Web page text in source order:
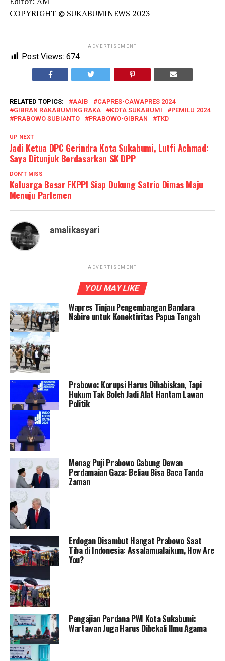
COPYRIGHT © SUKABUMINEWS 2023
ADVERTISEMENT
Post Views: 674
RELATED TOPICS: AAIB
CAPRES-CAWAPRES 2024
GIBRAN RAKABUMING RAKA
KOTA SUKABUMI
PEMILU 2024
PRABOWO SUBIANTO
PRABOWO-GIBRAN TKD
UP NEXT
Jadi Ketua DPC Gerindra Kota Sukabumi, Lutfi Achmad:
Saya Ditunjuk Berdasarkan SK DPP
DON'T MISS
Keluarga Besar FKPPI Siap Dukung Satrio Dimas Maju
Menuju Parlemen
amalikasyari
ADVERTISEMENT
YOU MAY LIKE
Wapres Tinjau Pengembangan Bandara
Nabire untuk Konektivitas Papua Tengah
Prabowo: Korupsi Harus Dihabiskan, Tapi
Hukum Tak Boleh Jadi Alat Hantam Lawan
Politik
Menag Puji Prabowo Gabung Dewan
Perdamaian Gaza: Beliau Bisa Baca Tanda
Zaman
Erdogan Disambut Hangat Prabowo Saat
Tiba di Indonesia: Assalamualaikum, How Are
You?
Pengajian Perdana PWI Kota Sukabumi:
Wartawan Juga Harus Dibekali Ilmu Agama